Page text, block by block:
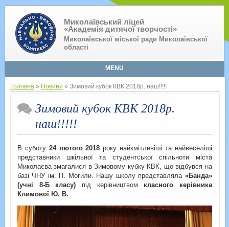
Миколаївський ліцей
«Академія дитячої творчості»
Миколаївської міської ради Миколаївської
області
MENU
Головна» Новини » Зимовий кубок КВК 2018р. наш!!!!!
Зимовий кубок КВК 2018р.
наш!!!!!
В суботу 24 лютого 2018 року найкмітливіші та найвеселіші
представники шкільної та студентської спільноти міста
Миколаєва змагалися в Зимовому кубку КВК, що відбувся на
базі ЧНУ ім. П. Могили. Нашу школу представляла «Банда»
(учні 8-Б класу) під керівництвом класного керівника
Климової Ю. В.